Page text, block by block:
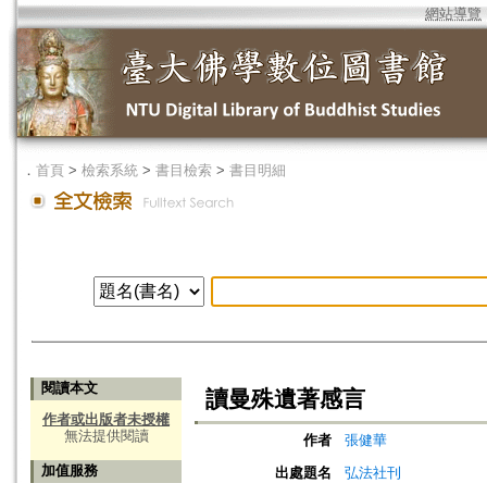
網站導覽
． 首頁 > 檢索系統 > 書目檢索 > 書目明細
閱讀本文
作者或出版者未授權
無法提供閱讀
加值服務
讀曼殊遺著感言
作者
張健華
出處題名
弘法社刊